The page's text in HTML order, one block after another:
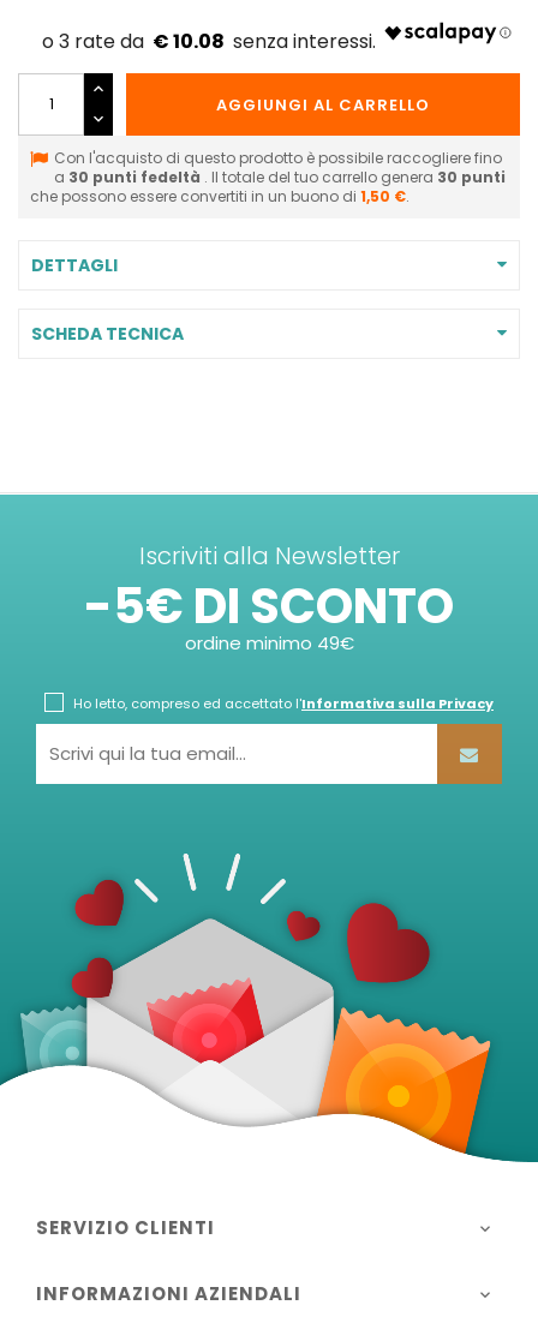
€ 10.08
AGGIUNGI AL CARRELLO
Con l'acquisto di questo prodotto è possibile raccogliere fino
a 30 punti fedeltà . Il totale del tuo carrello genera 30 punti
che possono essere convertiti in un buono di 1,50 €.
DETTAGLI
SCHEDA TECNICA
Iscriviti alla Newsletter
-5€ DI SCONTO
ordine minimo 49€
Ho letto, compreso ed accettato l'Informativa sulla Privacy
SERVIZIO CLIENTI 
INFORMAZIONI AZIENDALI 